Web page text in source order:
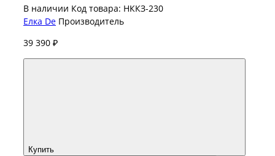
В наличии Код товара: НККЗ-230
Елка De Производитель
39 390 ₽
Купить